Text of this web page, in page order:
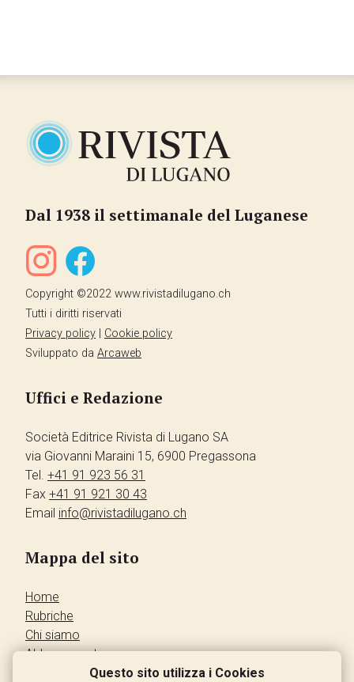
Dal 1938 il settimanale del Luganese
Copyright ©2022 www.rivistadilugano.ch
Tutti i diritti riservati
Privacy policy
Cookie policy
Sviluppato da Arcaweb
Uffici e Redazione
Società Editrice Rivista di Lugano SA
via Giovanni Maraini 15, 6900 Pregassona
Tel. +41 91 923 56 31
Fax +41 91 921 30 43
Email info@rivistadilugano.ch
Mappa del sito
Home
Rubriche
Chi siamo
Abbonamento
Questo sito utilizza i Cookies